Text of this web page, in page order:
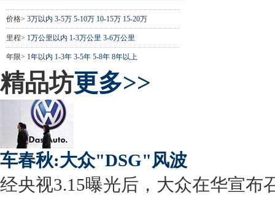
价格> 3万以内 3-5万 5-10万 10-15万 15-20万
里程> 1万公里以内 1-3万公里 3-6万公里
年限> 1年以内 1-3年 3-5年 5-8年 8年以上
精品坊更多>>
车春秋:大众"DSG"风波
经央视3.15曝光后，大众在华宣布